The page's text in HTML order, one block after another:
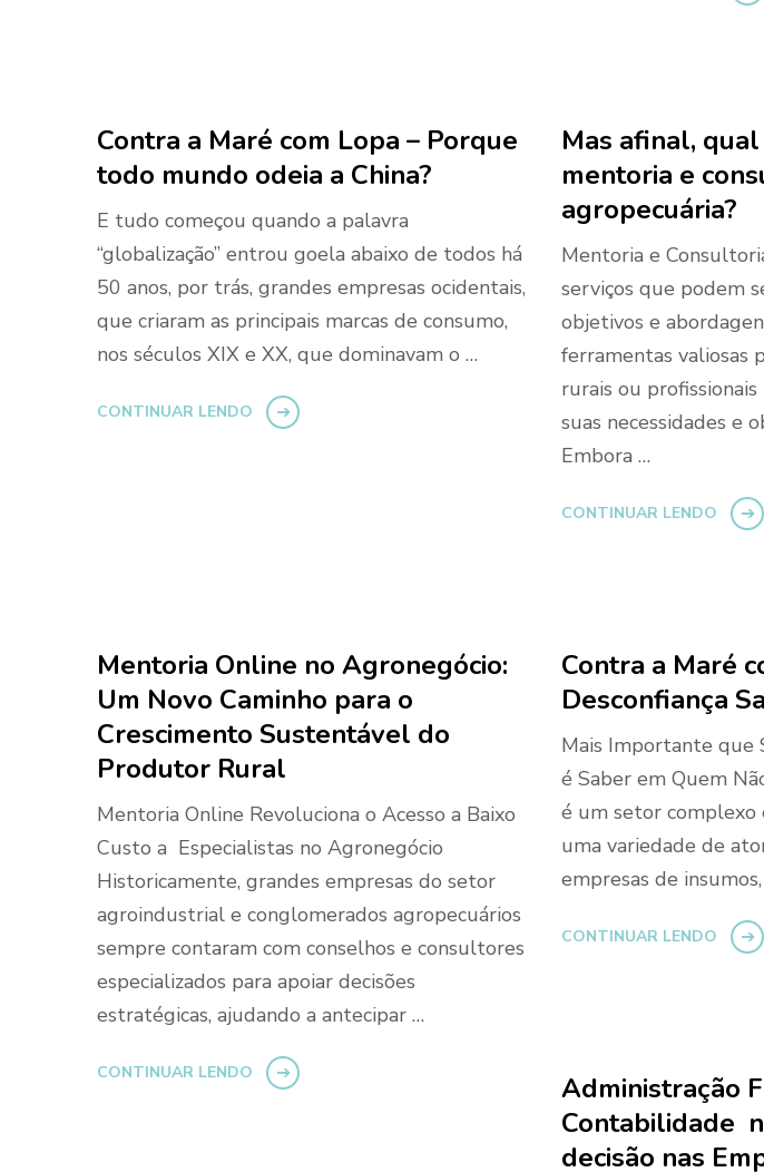
Contra a Maré com Lopa – Porque
todo mundo odeia a China?
E tudo começou quando a palavra
“globalização” entrou goela abaixo de todos há
50 anos, por trás, grandes empresas ocidentais,
que criaram as principais marcas de consumo,
nos séculos XIX e XX, que dominavam o …
CONTINUAR LENDO
Mas afinal,
mentoria e
agropecuária?
Mentoria e
serviços que podem
objetivos e
ferramentas valiosas
rurais ou
suas necessidades e
Embora …
CONTINUAR LENDO
Mentoria Online no Agronegócio:
Um Novo Caminho para o
Crescimento Sustentável do
Produtor Rural
Mentoria Online Revoluciona o Acesso a Baixo
Custo a Especialistas no Agronegócio
Historicamente, grandes empresas do setor
agroindustrial e conglomerados agropecuários
sempre contaram com conselhos e consultores
especializados para apoiar decisões
estratégicas, ajudando a antecipar …
CONTINUAR LENDO
Contra a Maré
Desconfiança
Mais Importante que
é Saber em Quem
é um setor complexo
uma variedade de
empresas de
CONTINUAR LENDO
Administração
Contabilidade
decisão nas